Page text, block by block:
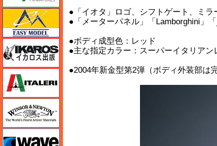
●「イオタ」ロゴ、シフトゲート、ミ
●「メーターパネル」「Lamborghini」
●ボディ成型色：レッド
●主な指定カラー：スーパーイタリア
●2004年新金型第2弾（ボディ外装部は
イージーモデル
イカロス出版
イタレリ